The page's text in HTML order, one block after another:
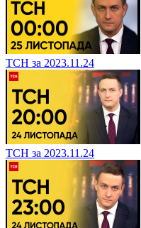
ТСН за 2023.11.24
ТСН за 2023.11.24